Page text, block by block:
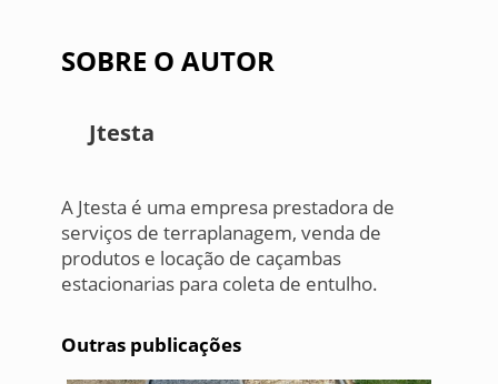
SOBRE O AUTOR
Jtesta
A Jtesta é uma empresa prestadora de
serviços de terraplanagem, venda de
produtos e locação de caçambas
estacionarias para coleta de entulho.
Outras publicações